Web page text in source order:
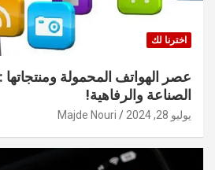
اخترنا لك
عصر الهواتف المحمولة
الصناعة والرفاهية!
يوليو 28, 2024 Majde Nouri